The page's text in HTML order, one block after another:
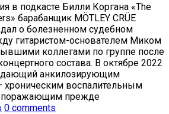
в подкасте Билли Коргана «The
барабанщик MÖTLEY CRÜE
о болезненном судебном
гитаристом-основателем Миком
коллегами по группе после
состава. В октябре 2022
анкилозирующим
хроническим воспалительным
поражающим прежде
0 comments